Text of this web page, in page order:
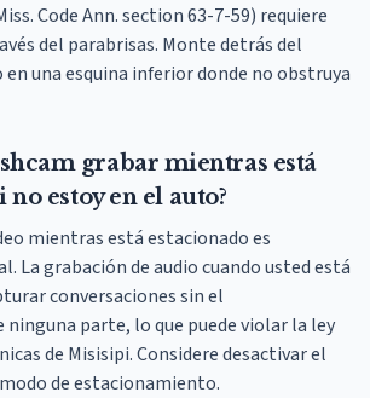
Code Ann. section 63-7-59) requiere
del parabrisas. Monte detrás del
una esquina inferior donde no obstruya
grabar mientras está
no estoy en el auto?
mientras está estacionado es
La grabación de audio cuando usted está
conversaciones sin el
parte, lo que puede violar la ley
de Misisipi. Considere desactivar el
de estacionamiento.